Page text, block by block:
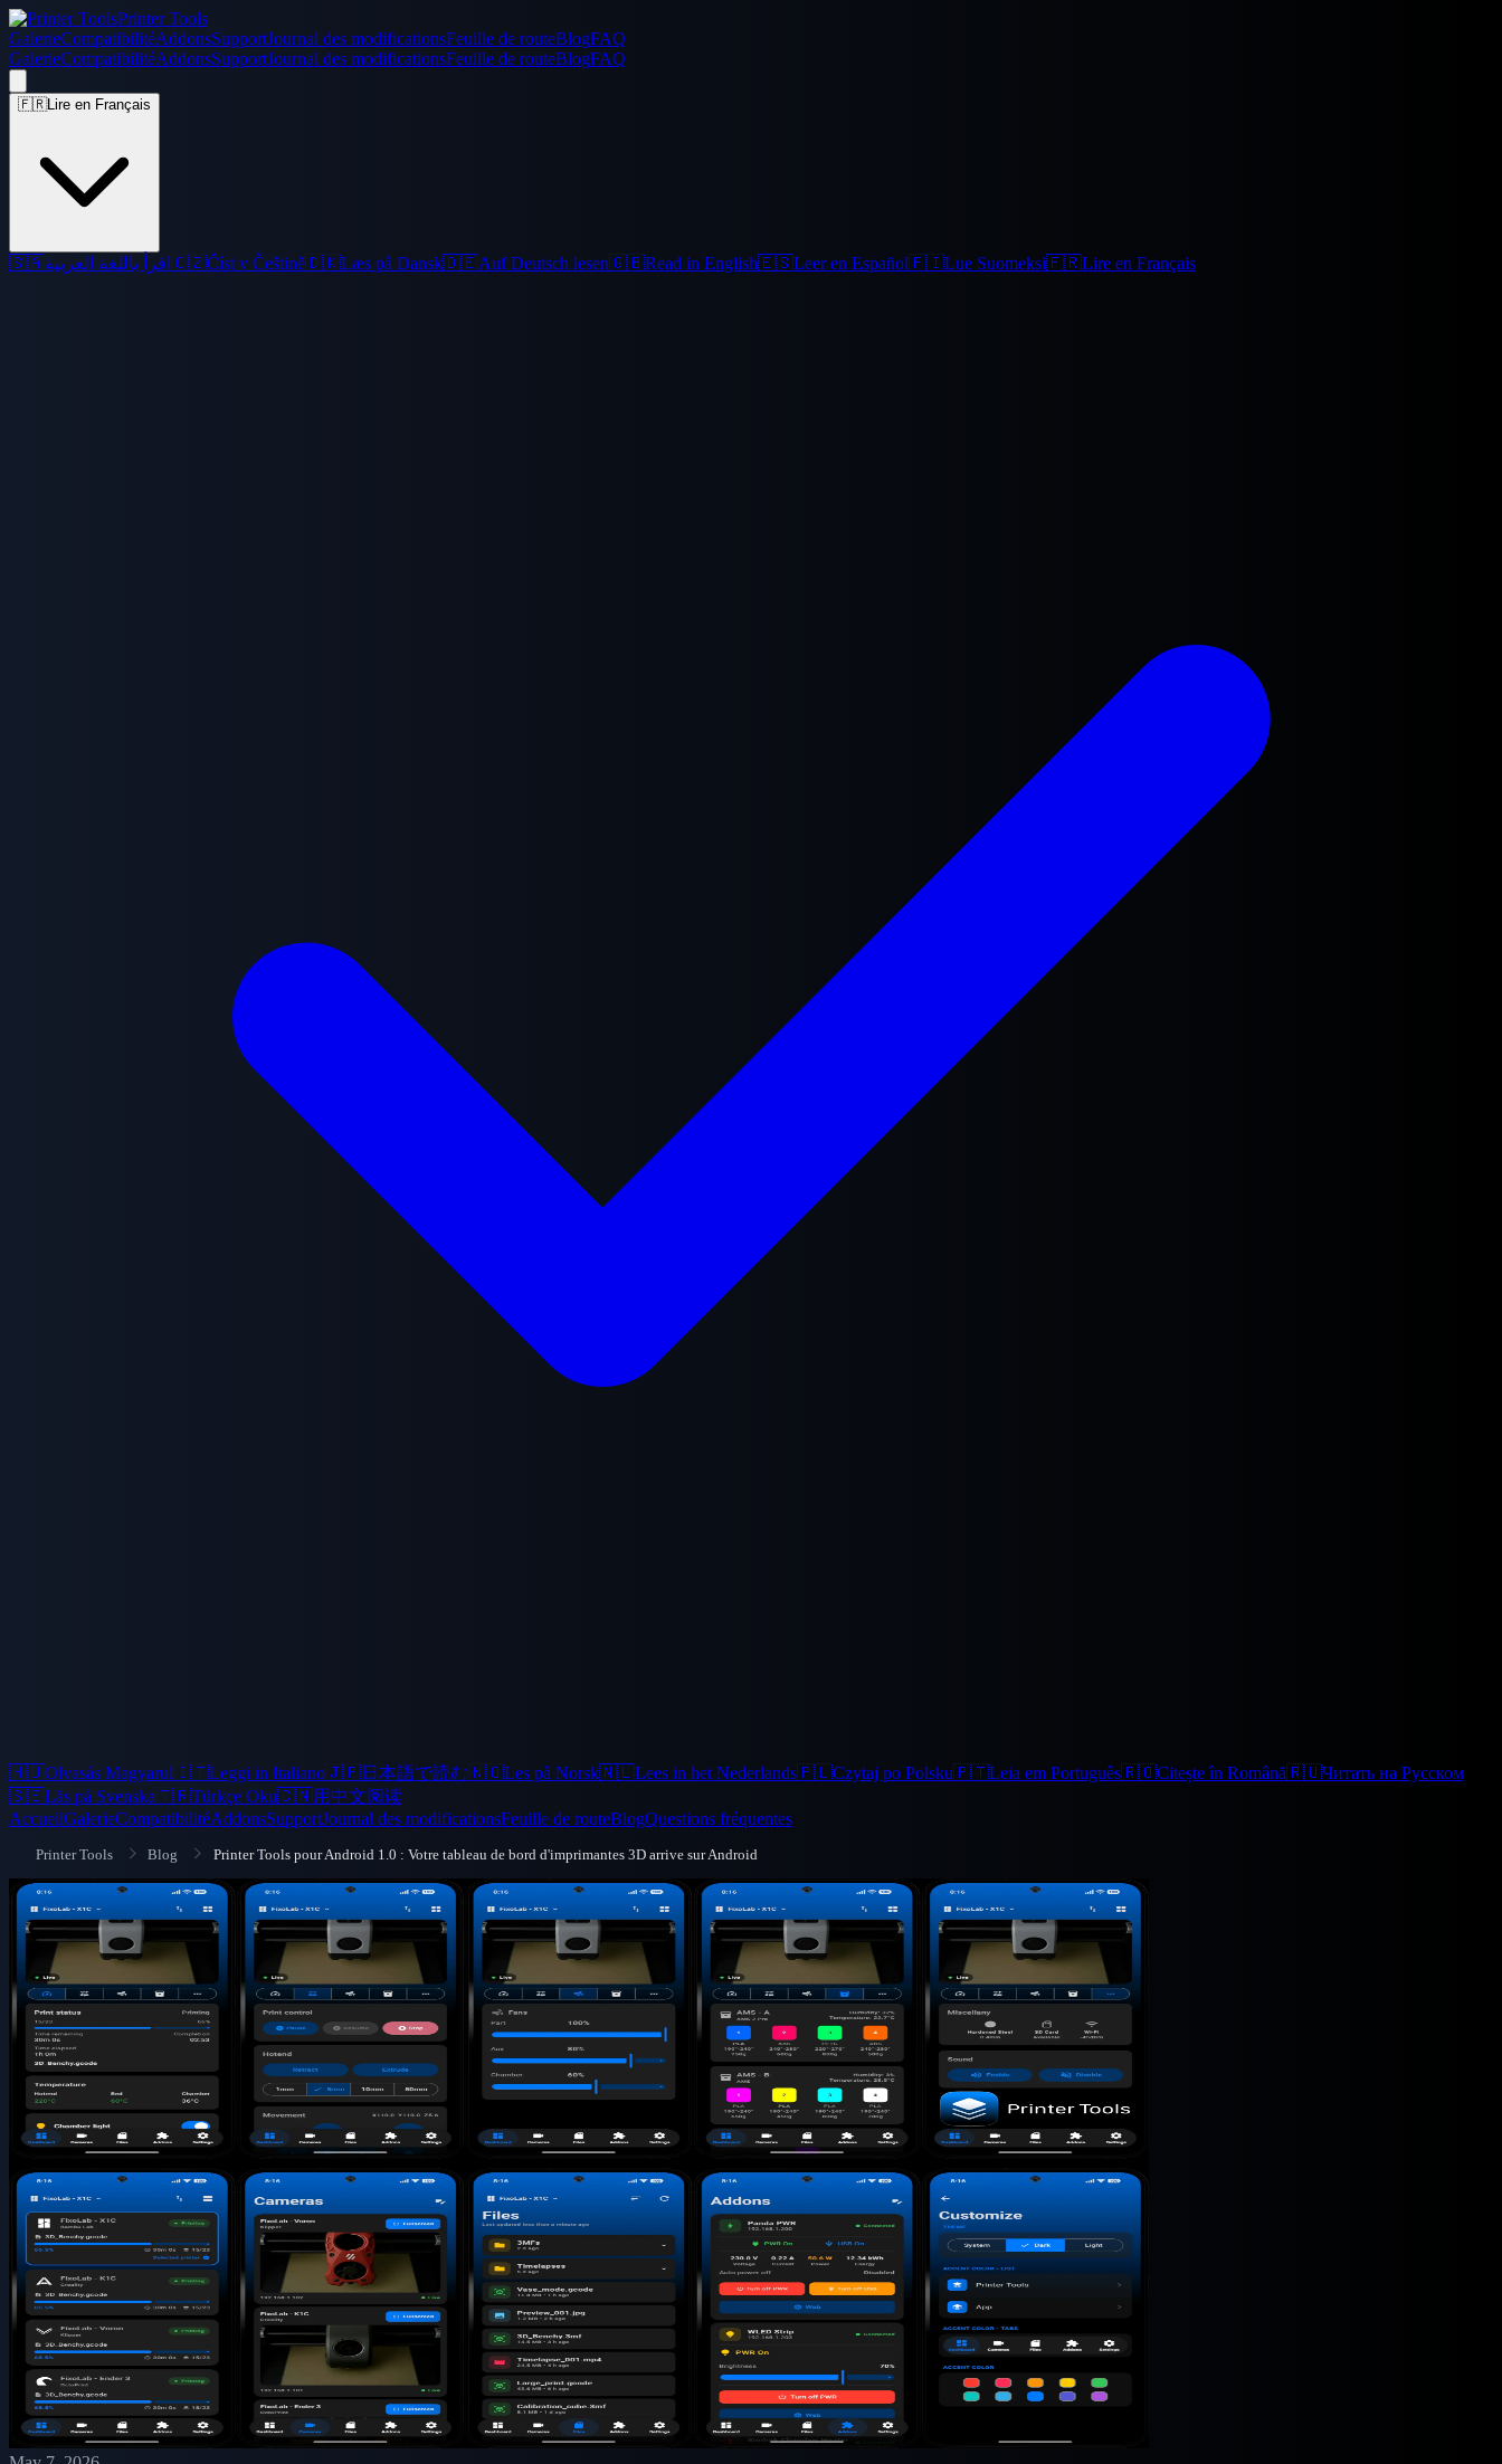
Printer Tools
GalerieCompatibilitéAddonsSupportJournal des modificationsFeuille de routeBlogFAQ
GalerieCompatibilitéAddonsSupportJournal des modificationsFeuille de routeBlogFAQ
🇫🇷Lire en Français
🇸🇦اقرأ باللغة العربية 🇨🇿Číst v Češtině🇩🇰Læs på Dansk🇩🇪Auf Deutsch lesen🇬🇧Read in English🇪🇸Leer en Español🇫🇮Lue Suomeksi🇫🇷Lire en Français
🇭🇺Olvasás Magyarul🇮🇹Leggi in Italiano🇯🇵日本語で読む🇳🇴Les på Norsk🇳🇱Lees in het Nederlands🇵🇱Czytaj po Polsku🇵🇹Leia em Português🇷🇴Citește în Română🇷🇺Читать на Русском
🇸🇪Läs på Svenska🇹🇷Türkçe Oku🇨🇳用中文阅读
AccueilGalerieCompatibilitéAddonsSupportJournal des modificationsFeuille de routeBlogQuestions fréquentes
Printer Tools Blog Printer Tools pour Android 1.0 : Votre tableau de bord d'imprimantes 3D arrive sur Android